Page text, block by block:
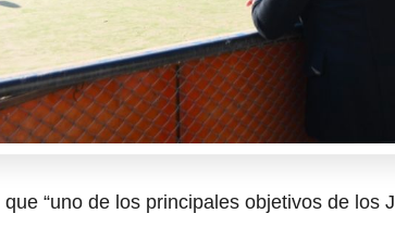
“uno de los principales objetivos de los